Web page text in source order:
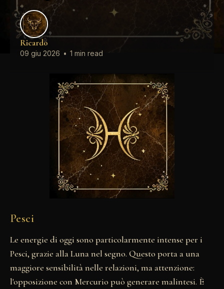
Ricardo
09 giu 2026 • 1 min read
Pesci
Le energie di oggi sono particolarmente intense per i
Pesci, grazie alla Luna nel segno. Questo porta a una
maggiore sensibilità nelle relazioni, ma attenzione:
l'opposizione con Mercurio può generare malintesi. È